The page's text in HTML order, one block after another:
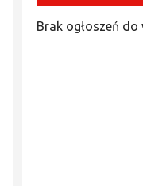
Brak ogłoszeń do